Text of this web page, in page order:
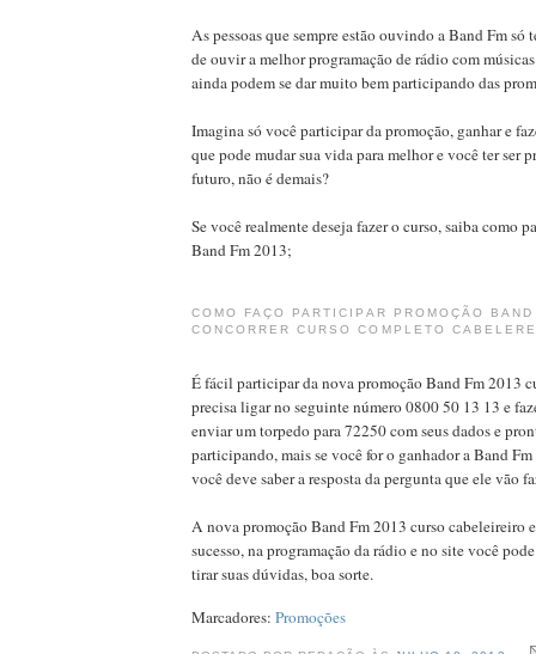
As pessoas que sempre estão ouvindo a Band Fm só
de ouvir a melhor programação de rádio com
ainda podem se dar muito bem participando das
Imagina só você participar da promoção, ganhar e
que pode mudar sua vida para melhor e você ter ser
futuro, não é demais?
Se você realmente deseja fazer o curso, saiba como
Band Fm 2013;
COMO FAÇO PARTICIPAR PROMOÇÃO
CONCORRER CURSO COMPLETO
É fácil participar da nova promoção Band Fm 2013
precisa ligar no seguinte número 0800 50 13 13 e
enviar um torpedo para 72250 com seus dados e
participando, mais se você for o ganhador a Band
você deve saber a resposta da pergunta que ele vão
A nova promoção Band Fm 2013 curso cabeleireiro
sucesso, na programação da rádio e no site você
tirar suas dúvidas, boa sorte.
Marcadores: Promoções